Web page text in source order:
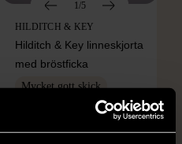
1/5
HILDITCH & KEY
Hilditch & Key linneskjorta
med bröstficka
Mycket gott skick